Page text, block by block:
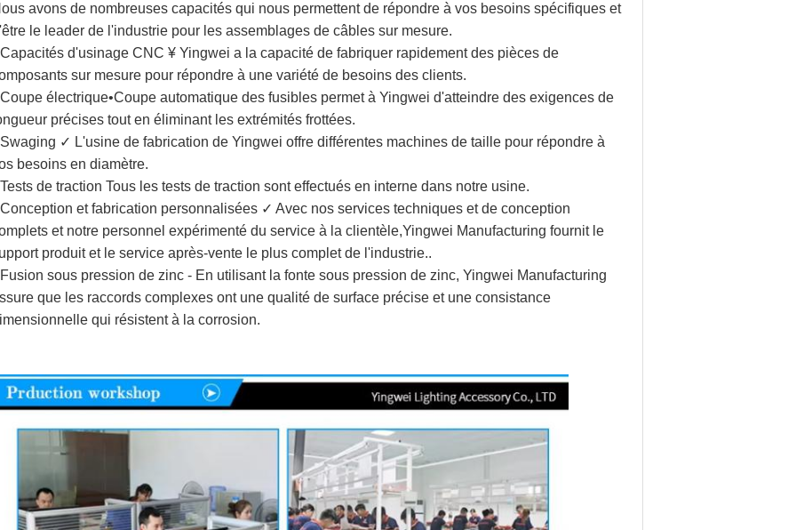
avons de nombreuses capacités qui nous permettent de répondre à vos besoins spécifiques et
le leader de l'industrie pour les assemblages de câbles sur mesure.
d'usinage CNC ¥ Yingwei a la capacité de fabriquer rapidement des pièces de
sur mesure pour répondre à une variété de besoins des clients.
électrique•Coupe automatique des fusibles permet à Yingwei d'atteindre des exigences de
précises tout en éliminant les extrémités frottées.
✓ L'usine de fabrication de Yingwei offre différentes machines de taille pour répondre à
besoins en diamètre.
de traction Tous les tests de traction sont effectués en interne dans notre usine.
et fabrication personnalisées ✓ Avec nos services techniques et de conception
et notre personnel expérimenté du service à la clientèle,Yingwei Manufacturing fournit le
produit et le service après-vente le plus complet de l'industrie..
sous pression de zinc - En utilisant la fonte sous pression de zinc, Yingwei Manufacturing
que les raccords complexes ont une qualité de surface précise et une consistance
qui résistent à la corrosion.